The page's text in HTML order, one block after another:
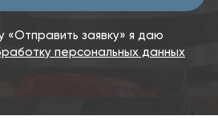
«Отправить заявку» я даю
персональных данных